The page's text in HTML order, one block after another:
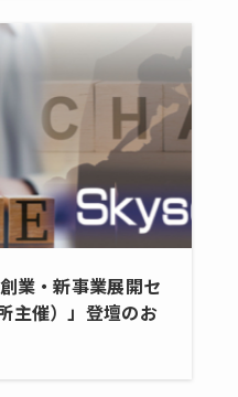
業・新事業展開セ
主催）」登壇のお